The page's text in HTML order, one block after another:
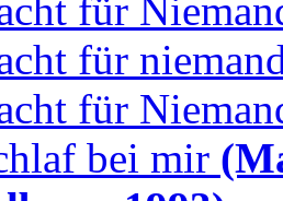
für
für
für
bei mir